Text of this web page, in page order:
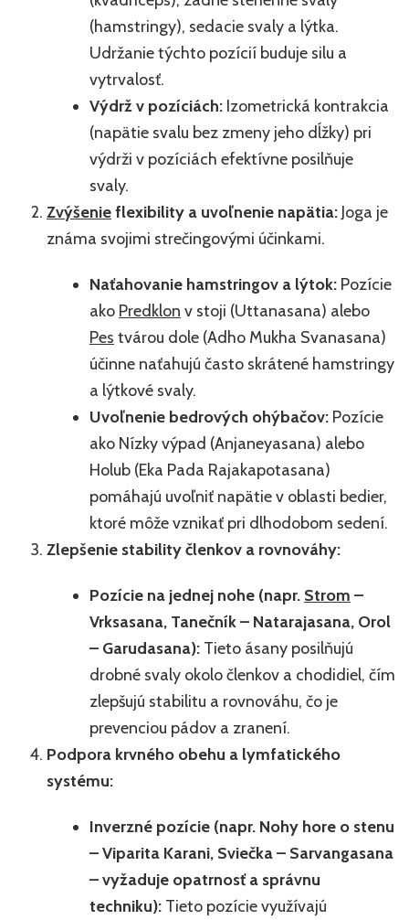
(hamstringy), sedacie svaly a lýtka.
Udržanie týchto pozícií buduje silu a
vytrvalosť.
Výdrž v pozíciách: Izometrická kontrakcia
(napätie svalu bez zmeny jeho dĺžky) pri
výdrži v pozíciách efektívne posilňuje
svaly.
Zvýšenieflexibility a uvoľnenie napätia: Joga je
známa svojimi strečingovými účinkami.
Naťahovanie hamstringov a lýtok: Pozície
ako Predklon v stoji (Uttanasana) alebo
Pes tvárou dole (Adho Mukha Svanasana)
účinne naťahujú často skrátené hamstringy
a lýtkové svaly.
Uvoľnenie bedrových ohýbačov: Pozície
ako Nízky výpad (Anjaneyasana) alebo
Holub (Eka Pada Rajakapotasana)
pomáhajú uvoľniť napätie v oblasti bedier,
ktoré môže vznikať pri dlhodobom sedení.
Zlepšenie stability členkov a rovnováhy:
Pozície na jednej nohe (napr. Strom –
Vrksasana, Tanečník – Natarajasana, Orol
– Garudasana): Tieto ásany posilňujú
drobné svaly okolo členkov a chodidiel, čím
zlepšujú stabilitu a rovnováhu, čo je
prevenciou pádov a zranení.
Podpora krvného obehu a lymfatického
systému:
Inverzné pozície (napr. Nohy hore o stenu
– Viparita Karani, Sviečka – Sarvangasana
– vyžaduje opatrnosť a správnu
techniku): Tieto pozície využívajú